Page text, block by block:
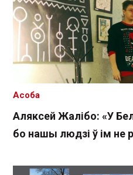
Аляксей Жалібо: «У
бо нашы людзі ў ім не
Асоба